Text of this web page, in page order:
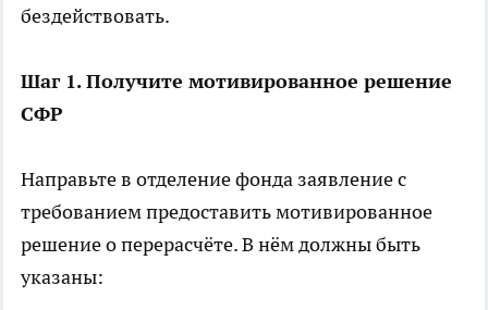
бездействовать.
Шаг 1. Получите мотивированное решение
СФР
Направьте в отделение фонда заявление с
требованием предоставить мотивированное
решение о перерасчёте. В нём должны быть
указаны: